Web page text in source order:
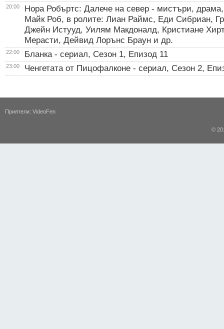
20:00
Нора Робъртс: Далече на север - мистъри,
Майк Роб, в ролите: Лиан Раймс, Еди Сибриан,
Джейн Истууд, Уилям Макдоналд, Кристиане
Мерасти, Дейвид Лорънс Браун и др.
22:00 Бланка - сериал, Сезон 1, Епизод 11
23:00 Ченгетата от Пицофалконе - сериал, Сезон 2,
Приятели: VideoFen
©